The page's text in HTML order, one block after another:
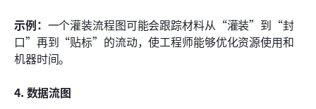
示例： 一个灌装流程图可能会跟踪材料从“灌装”到“封
口”再到“贴标”的流动，使工程师能够优化资源使用和
机器时间。
4. 数据流图